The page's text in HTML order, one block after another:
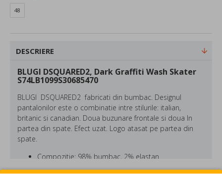
48
DESCRIERE
BLUGI DSQUARED2, Dark Graffiti Wash Skater
S74LB1099S30685470
BLUGI DSQUARED2 fabricati din bumbac. Designul
pantalonilor este o combinatie intre stilurile: italian,
britanic si canadian. Doua buzunare frontale si doua In
partea din spate. Efect uzat. Logo atasat pe partea din
spate.
Compozitie: 98% bumbac, 2% elastan